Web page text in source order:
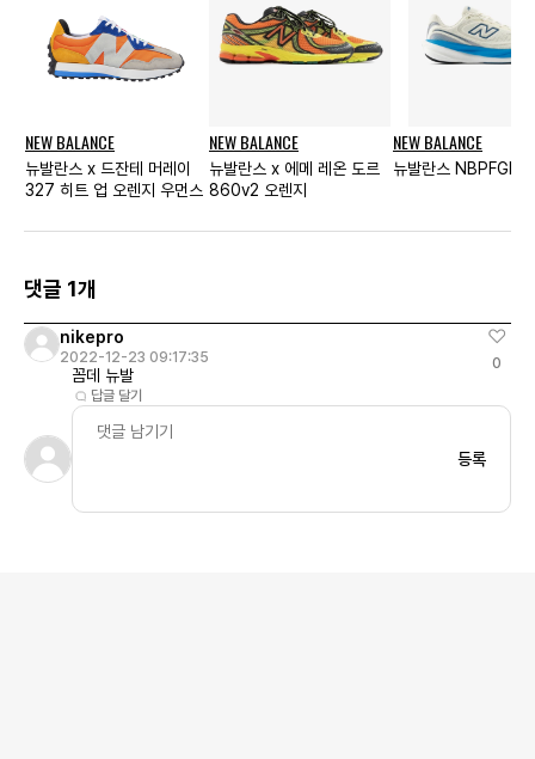
NEW BALANCE
뉴발란스 x 드잔테 머레이
327 히트 업 오렌지 우먼스
NEW BALANCE
뉴발란스 x 에메 레온 도르
860v2 오렌지
NEW BALANCE
뉴발란스
댓글 1개
nikepro
2022-12-23 09:17:35
꼼데 뉴발
답글 달기
0
등록